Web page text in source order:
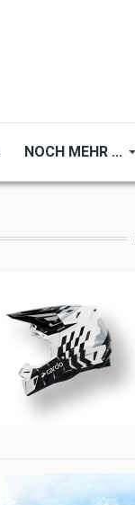
NOCH MEHR ...